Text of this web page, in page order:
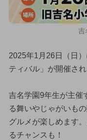
吉
2025年1月26日（日
ティバル」が開催され
吉名学園9年生が主催
る舞いやじゃがいも
グルメが楽しめます
るチャンスも！